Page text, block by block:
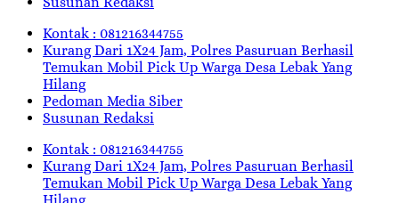
Kontak : 081216344755
Kurang Dari 1X24 Jam, Polres Pasuruan Berhasil
Temukan Mobil Pick Up Warga Desa Lebak Yang
Hilang
Pedoman Media Siber
Susunan Redaksi
Kontak : 081216344755
Kurang Dari 1X24 Jam, Polres Pasuruan Berhasil
Temukan Mobil Pick Up Warga Desa Lebak Yang